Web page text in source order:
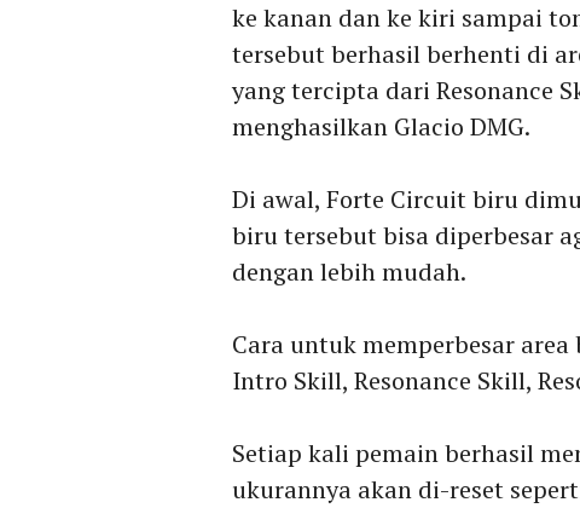
ke kanan dan ke kiri sampai
tersebut berhasil berhenti di
yang tercipta dari Resonance
menghasilkan Glacio DMG.
Di awal, Forte Circuit biru
biru tersebut bisa diperbesar
dengan lebih mudah.
Cara untuk memperbesar
Intro Skill, Resonance Skill,
Setiap kali pemain berhasil
ukurannya akan di-reset